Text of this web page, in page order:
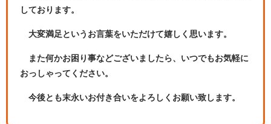
しております。
大変満足というお言葉をいただけて嬉しく思います。
また何かお困り事などございましたら、いつでもお気軽に
おっしゃってください。
今後とも末永いお付き合いをよろしくお願い致します。